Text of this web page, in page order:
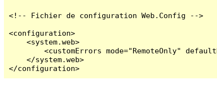
<!-- Fichier de configuration Web.Config -->
<configuration>
    <system.web>
<customErrors mode="RemoteOnly"
    </system.web>
</configuration>